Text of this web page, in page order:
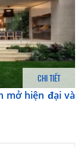
CHI TIẾT
mở hiện đại và